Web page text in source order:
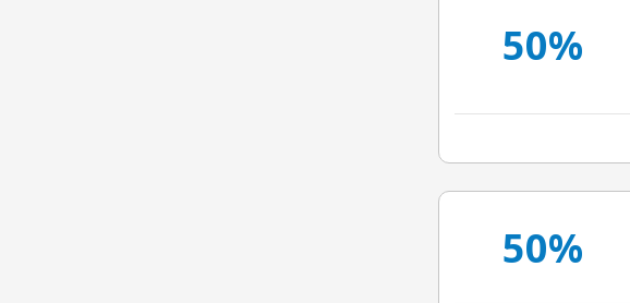
50%
50%